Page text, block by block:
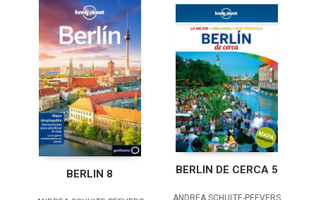
BERLIN 8 BERLIN DE CERCA 5
ANDREA SCHULTE-PEEVERS